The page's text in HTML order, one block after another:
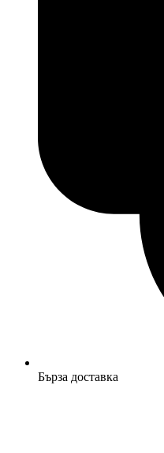
Бърза доставка